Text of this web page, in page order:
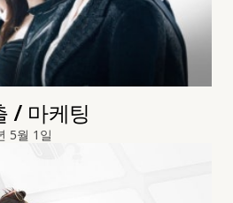
/ 마케팅
5월 1일